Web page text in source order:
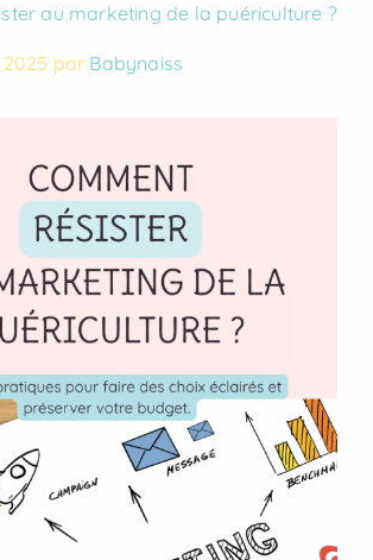
au marketing de la puériculture ?
par Babynaiss